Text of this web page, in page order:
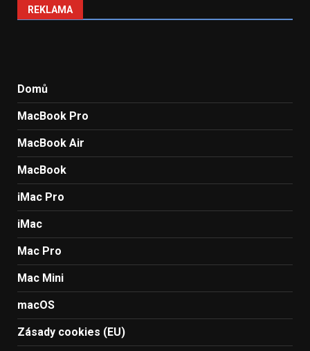
REKLAMA
Domů
MacBook Pro
MacBook Air
MacBook
iMac Pro
iMac
Mac Pro
Mac Mini
macOS
Zásady cookies (EU)